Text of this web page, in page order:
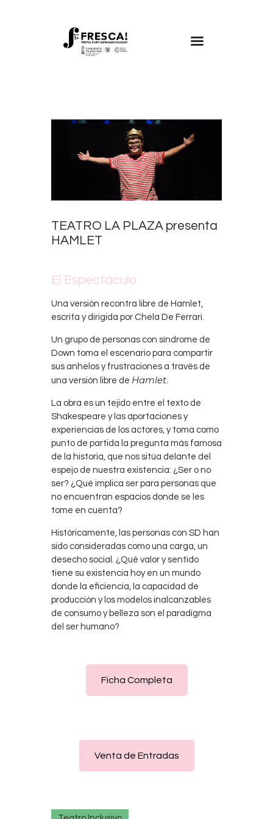
CAST
TEATRO LA PLAZA presenta
HAMLET
El Espectáculo
Una versión recontra libre de Hamlet,
escrita y dirigida por Chela De Ferrari.
Un grupo de personas con síndrome de
Down toma el escenario para compartir
sus anhelos y frustraciones a través de
una versión libre de Hamlet
La obra es un tejido entre el texto de
Shakespeare y las aportaciones y
experiencias de los actores, y toma como
punto de partida la pregunta más famosa
de la historia, que nos sitúa delante del
espejo de nuestra existencia: ¿Ser o no
ser? ¿Qué implica ser para personas que
no encuentran espacios donde se les
tome en cuenta?
Históricamente, las personas con SD han
sido consideradas como una carga, un
desecho social. ¿Qué valor y sentido
tiene su existencia hoy en un mundo
donde la eficiencia, la capacidad de
producción y los modelos inalcanzables
de consumo y belleza son el paradigma
del ser humano?
Ficha Completa
Venta de Entradas